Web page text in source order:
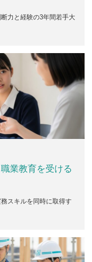
力と経験の3年間若手大
業教育を受ける
スキルを同時に取得す